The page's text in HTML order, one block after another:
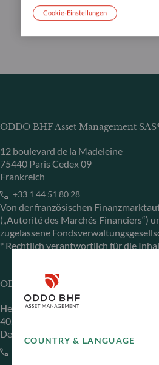
COUNTRY & LANGUAGE
ODDO BHF Asset Management
12 boulevard de la Madeleine
75440 Paris Cedex 09
Frankreich
+33 1 44 51 80 28
Von der französischen
(„Autorité des Marchés Financiers“)
zugelassene
* Rechtlich verantwortlich für die
ODDO BHF Asset Management
Herzogstraße 15
40217 Düsseldorf
Deutschland
Cookie-Einstellungen